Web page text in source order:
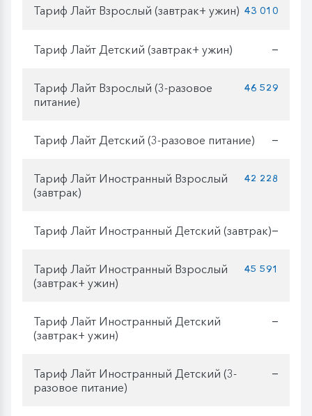
Тариф Лайт Взрослый (завтрак+ ужин) 43 010
Тариф Лайт Детский (завтрак+ ужин) —
Тариф Лайт Взрослый (3-разовое
питание)
46 529
Тариф Лайт Детский (3-разовое питание) —
Тариф Лайт Иностранный Взрослый
(завтрак)
42 228
Тариф Лайт Иностранный Детский (завтрак)—
Тариф Лайт Иностранный Взрослый
(завтрак+ ужин)
45 591
Тариф Лайт Иностранный Детский
(завтрак+ ужин)
—
Тариф Лайт Иностранный Детский (3-
разовое питание)
—